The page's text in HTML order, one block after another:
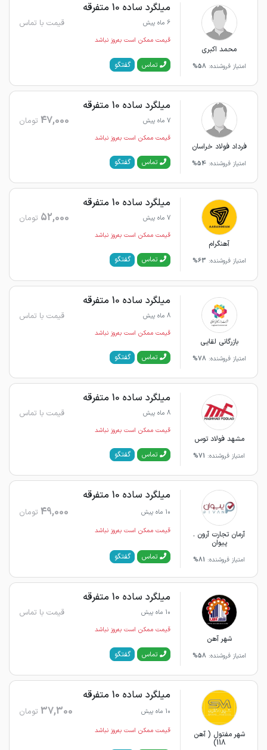
محمد اکبری
امتیاز فروشنده: 58%
میلگرد ساده 10 متفرقه
6 ماه پیش قیمت با تماس
قیمت ممکن است به‌روز نباشد
تماس گفتگو
فرداد فولاد خراسان
امتیاز فروشنده: 54%
میلگرد ساده 10 متفرقه
7 ماه پیش 47,000 تومان
قیمت ممکن است به‌روز نباشد
تماس گفتگو
آهنگرام
امتیاز فروشنده: 63%
میلگرد ساده 10 متفرقه
7 ماه پیش 52,000 تومان
قیمت ممکن است به‌روز نباشد
تماس گفتگو
بازرگانی لقایی
امتیاز فروشنده: 78%
میلگرد ساده 10 متفرقه
8 ماه پیش قیمت با تماس
قیمت ممکن است به‌روز نباشد
تماس گفتگو
مشهد فولاد توس
امتیاز فروشنده: 71%
میلگرد ساده 10 متفرقه
8 ماه پیش قیمت با تماس
قیمت ممکن است به‌روز نباشد
تماس گفتگو
آرمان تجارت آرون .
پیوان
امتیاز فروشنده: 81%
میلگرد ساده 10 متفرقه
10 ماه پیش 49,000 تومان
قیمت ممکن است به‌روز نباشد
تماس گفتگو
شهر آهن
امتیاز فروشنده: 58%
میلگرد ساده 10 متفرقه
10 ماه پیش قیمت با تماس
قیمت ممکن است به‌روز نباشد
تماس گفتگو
شهر مفتول ( آهن
118)
میلگرد ساده 10 متفرقه
10 ماه پیش 37,300 تومان
قیمت ممکن است به‌روز نباشد